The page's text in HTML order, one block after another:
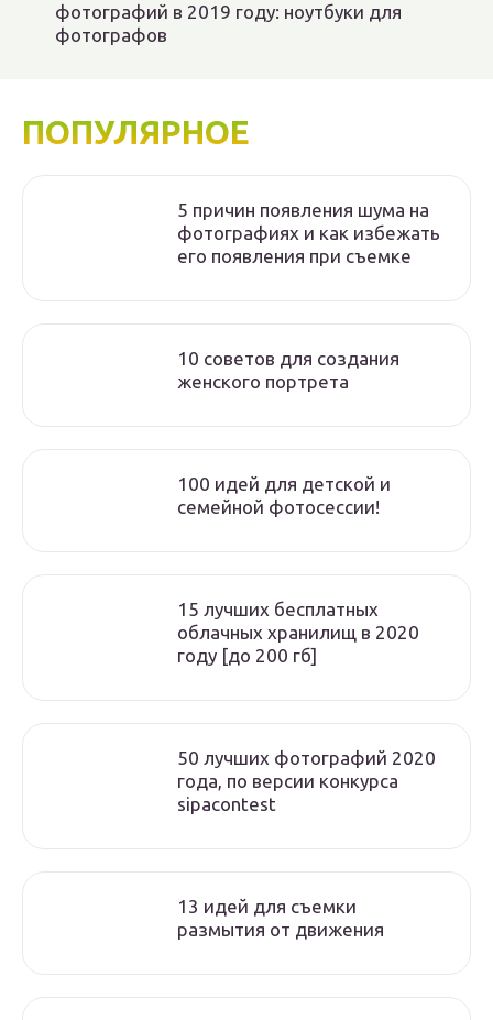
фотографий в 2019 году: ноутбуки для
фотографов
ПОПУЛЯРНОЕ
5 причин появления шума на
фотографиях и как избежать
его появления при съемке
10 советов для создания
женского портрета
100 идей для детской и
семейной фотосессии!
15 лучших бесплатных
облачных хранилищ в 2020
году [до 200 гб]
50 лучших фотографий 2020
года, по версии конкурса
sipacontest
13 идей для съемки
размытия от движения